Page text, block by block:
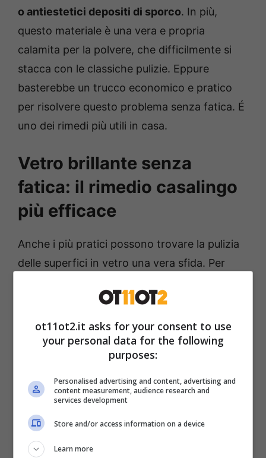
o antiestetici depositi di sporco. In più,
questo materiale è una vera e propria
calamita per la polvere, che difficilmente si
stacca con le classiche pulizie. Eppure
basterebbe un trucco economico e pratico
per risolvere questo problema senza fatica. É
uno dei rimedi più utili in casa.
Vetro brillante senza
fatica: il rimedio casalingo
più efficace
Anche i più pratici possono trovare la pulizia
delle superfici in vetro una vera sfida. Per
non soltanto ad accumulare strati di polvere
ben visibili, ma anche a catturare le sostanze
untuose e liquide. Il risultato saranno mensole
costantemente grasse e impolverate, che
non torneranno a splendere se ci si serve
unicamente di un classico panno in
microfibra.
ot11ot2.it asks for your consent to use
your personal data for the following
purposes:
Personalised advertising and content, advertising and
content measurement, audience research and
services development
Store and/or access information on a device
Learn more